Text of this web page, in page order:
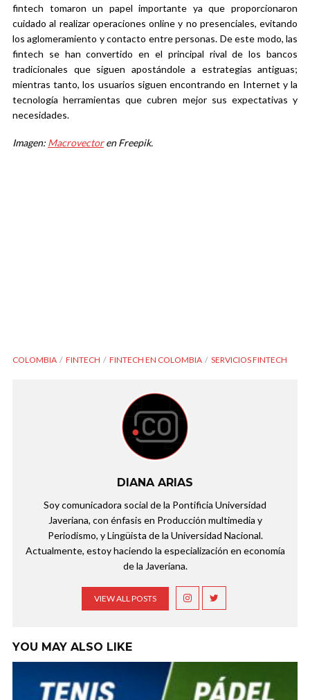
fintech tomaron un papel importante ya que proporcionaron
cuidado al realizar operaciones online y no presenciales, evitando
los aglomeramiento y contacto entre personas. De este modo, las
fintech se han convertido en el principal rival de los bancos
tradicionales que siguen apostándole a estrategias antiguas;
mientras tanto, los usuarios siguen encontrando en Internet y la
tecnología herramientas que cubren mejor sus expectativas y
necesidades.
Imagen: Macrovectoren Freepik.
COLOMBIA FINTECH FINTECH EN COLOMBIA SERVICIOS FINTECH
DIANA ARIAS
Soy comunicadora social de la Pontificia Universidad
Javeriana, con énfasis en Producción multimedia y
Periodismo, y Lingüista de la Universidad Nacional.
Actualmente, estoy haciendo la especialización en economía
de la Javeriana.
VIEW ALL POSTS
YOU MAY ALSO LIKE